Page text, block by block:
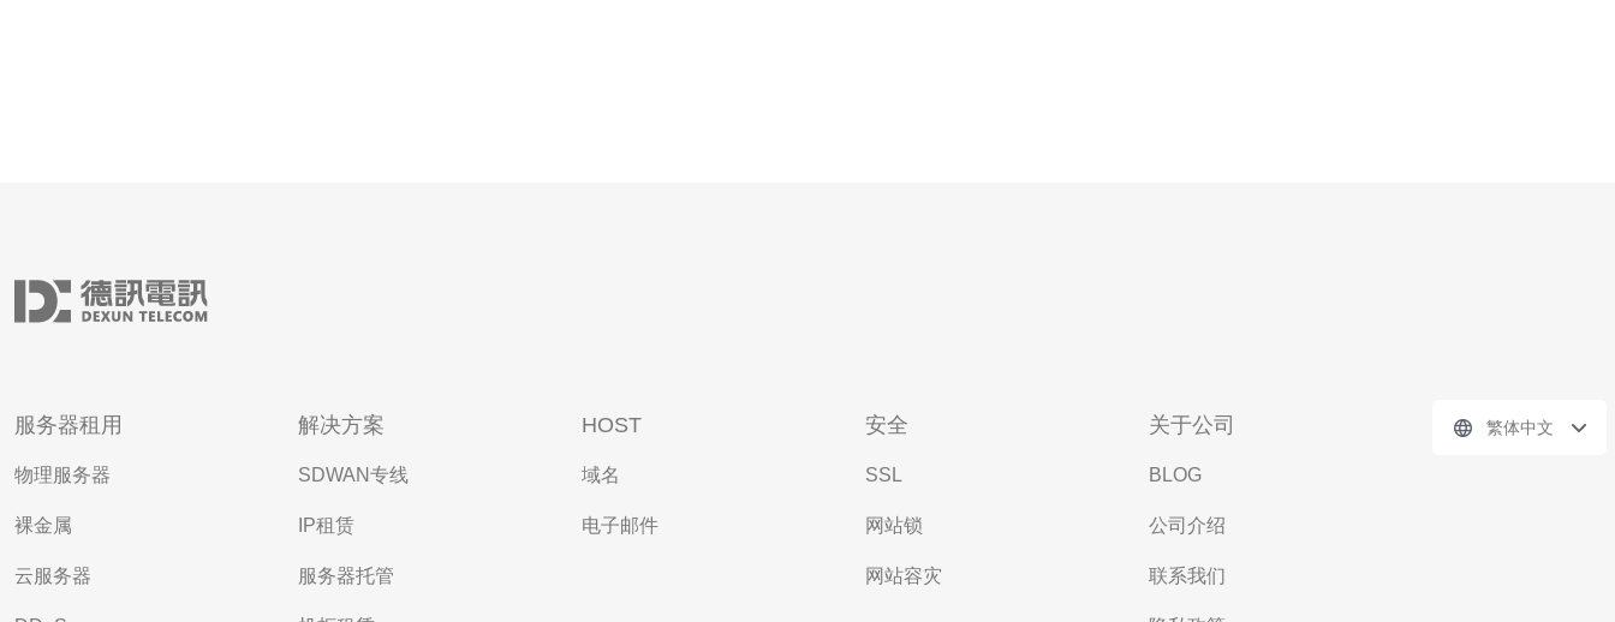
服务器租用
物理服务器
裸金属
云服务器
解决方案
SDWAN专线
IP租赁
服务器托管
HOST
域名
电子邮件
安全
SSL
网站锁
网站容灾
关于公司
BLOG
公司介绍
联系我们
繁体中文